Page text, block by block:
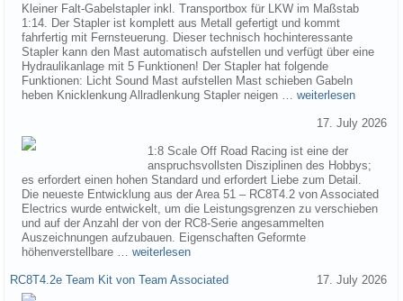
Kleiner Falt-Gabelstapler inkl. Transportbox für LKW im Maßstab
1:14. Der Stapler ist komplett aus Metall gefertigt und kommt
fahrfertig mit Fernsteuerung. Dieser technisch hochinteressante
Stapler kann den Mast automatisch aufstellen und verfügt über eine
Hydraulikanlage mit 5 Funktionen! Der Stapler hat folgende
Funktionen: Licht Sound Mast aufstellen Mast schieben Gabeln
heben Knicklenkung Allradlenkung Stapler neigen … weiterlesen
17. July 2026
1:8 Scale Off Road Racing ist eine der
anspruchsvollsten Disziplinen des Hobbys;
es erfordert einen hohen Standard und erfordert Liebe zum Detail.
Die neueste Entwicklung aus der Area 51 – RC8T4.2 von Associated
Electrics wurde entwickelt, um die Leistungsgrenzen zu verschieben
und auf der Anzahl der von der RC8-Serie angesammelten
Auszeichnungen aufzubauen. Eigenschaften Geformte
höhenverstellbare … weiterlesen
RC8T4.2e Team Kit von Team Associated 17. July 2026